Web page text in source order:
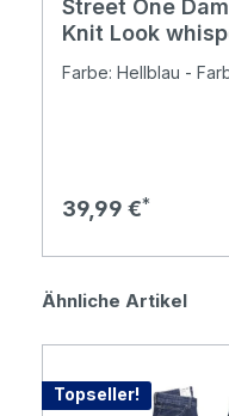
Street One
Knit Look
Farbe: Hellblau -
Regulärer Preis:
39,99 €
Produktgalerie
Ähnliche Artikel
Topseller!